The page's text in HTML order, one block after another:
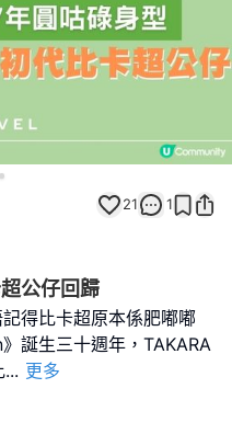
21 1
公仔回歸
得比卡超原本係肥嘟嘟
誕生三十週年，TAKARA
... 更多